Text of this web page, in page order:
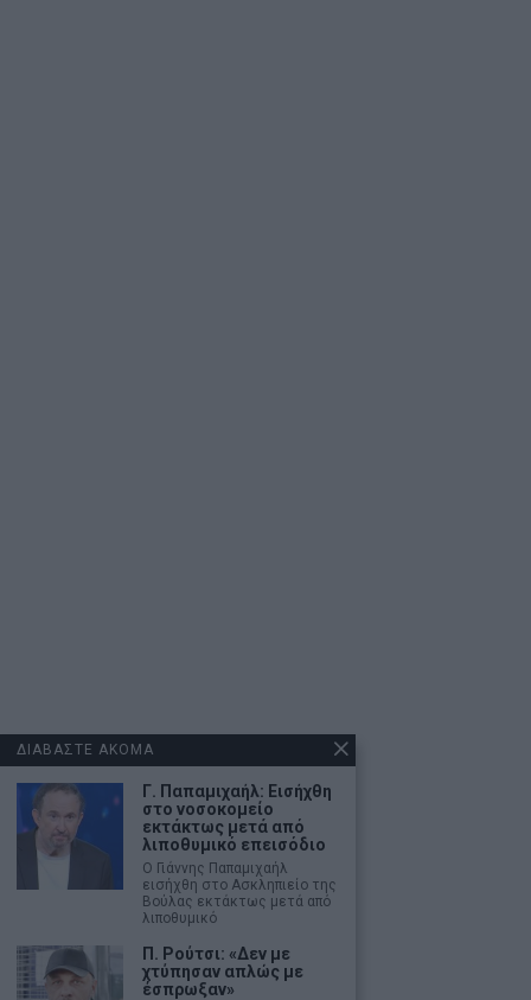
ΔΙΑΒΑΣΤΕ ΑΚΟΜΑ
Γ. Παπαμιχαήλ: Εισήχθη
στο νοσοκομείο
εκτάκτως μετά από
λιποθυμικό επεισόδιο
Ο Γιάννης Παπαμιχαήλ
εισήχθη στο Ασκληπιείο της
Βούλας εκτάκτως μετά από
λιποθυμικό
Π. Ρούτσι: «Δεν με
χτύπησαν απλώς με
έσπρωξαν»